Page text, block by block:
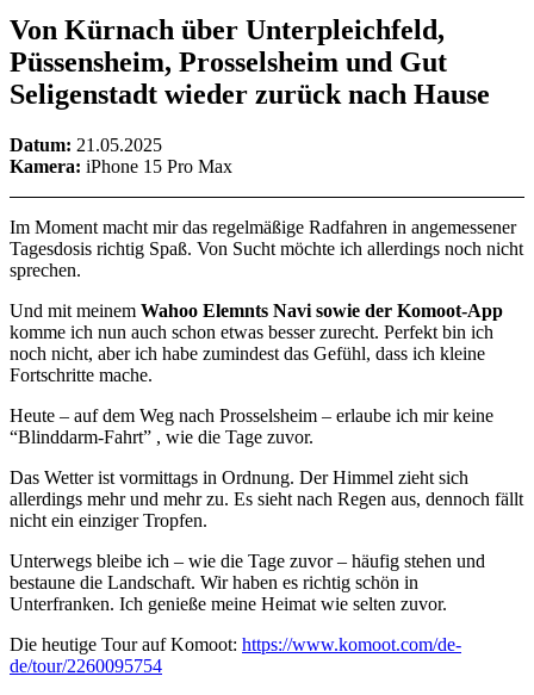
Von Kürnach über Unterpleichfeld,
Püssensheim, Prosselsheim und Gut
Seligenstadt wieder zurück nach Hause
Datum: 21.05.2025
Kamera: iPhone 15 Pro Max
Im Moment macht mir das regelmäßige Radfahren in angemessener
Tagesdosis richtig Spaß. Von Sucht möchte ich allerdings noch nicht
sprechen.
Und mit meinem Wahoo Elemnts Navi sowie der Komoot-App
komme ich nun auch schon etwas besser zurecht. Perfekt bin ich
noch nicht, aber ich habe zumindest das Gefühl, dass ich kleine
Fortschritte mache.
Heute – auf dem Weg nach Prosselsheim – erlaube ich mir keine
“Blinddarm-Fahrt” , wie die Tage zuvor.
Das Wetter ist vormittags in Ordnung. Der Himmel zieht sich
allerdings mehr und mehr zu. Es sieht nach Regen aus, dennoch fällt
nicht ein einziger Tropfen.
Unterwegs bleibe ich – wie die Tage zuvor – häufig stehen und
bestaune die Landschaft. Wir haben es richtig schön in
Unterfranken. Ich genieße meine Heimat wie selten zuvor.
Die heutige Tour auf Komoot: https://www.komoot.com/de-
de/tour/2260095754